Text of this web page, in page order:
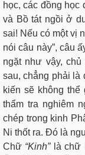
học, các đồng học
và Bồ tát ngồi ở
sai! Nếu có một vị
nói câu này”, câu
ngặt như vậy,
sau, chẳng phải là
kiến sẽ không
thẩm tra nghiêm
chép trong kinh
Ni thốt ra. Đó là
Chữ “Kinh” là chữ